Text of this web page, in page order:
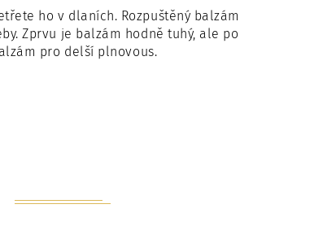
ho v dlaních. Rozpuštěný balzám
Zprvu je balzám hodně tuhý, ale po
pro delší plnovous.